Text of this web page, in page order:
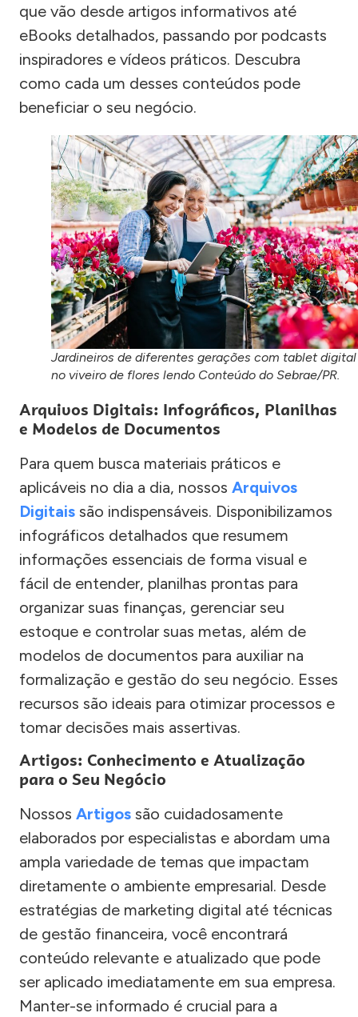
que vão desde artigos informativos até
eBooks detalhados, passando por podcasts
inspiradores e vídeos práticos. Descubra
como cada um desses conteúdos pode
beneficiar o seu negócio.
Jardineiros de diferentes gerações com tablet digital
no viveiro de flores lendo Conteúdo do Sebrae/PR.
Arquivos Digitais: Infográficos, Planilhas
e Modelos de Documentos
Para quem busca materiais práticos e
aplicáveis no dia a dia, nossos Arquivos
Digitais são indispensáveis. Disponibilizamos
infográficos detalhados que resumem
informações essenciais de forma visual e
fácil de entender, planilhas prontas para
organizar suas finanças, gerenciar seu
estoque e controlar suas metas, além de
modelos de documentos para auxiliar na
formalização e gestão do seu negócio. Esses
recursos são ideais para otimizar processos e
tomar decisões mais assertivas.
Artigos: Conhecimento e Atualização
para o Seu Negócio
Nossos Artigos são cuidadosamente
elaborados por especialistas e abordam uma
ampla variedade de temas que impactam
diretamente o ambiente empresarial. Desde
estratégias de marketing digital até técnicas
de gestão financeira, você encontrará
conteúdo relevante e atualizado que pode
ser aplicado imediatamente em sua empresa.
Manter-se informado é crucial para a